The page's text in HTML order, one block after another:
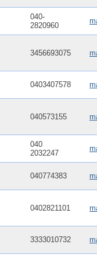
040-
2820960
3456693075
0403407578
040573155
040
2032247
040774383
0402821101
3333010732